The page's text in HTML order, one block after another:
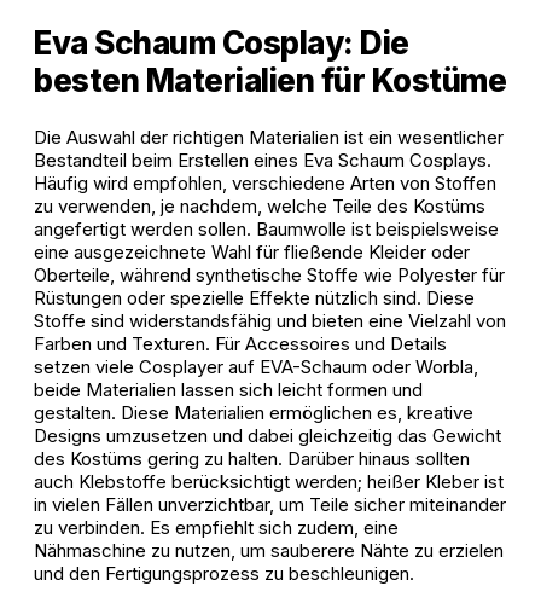
Eva Schaum Cosplay: Die
besten Materialien für Kostüme
Die Auswahl der richtigen Materialien ist ein wesentlicher
Bestandteil beim Erstellen eines Eva Schaum Cosplays.
Häufig wird empfohlen, verschiedene Arten von Stoffen
zu verwenden, je nachdem, welche Teile des Kostüms
angefertigt werden sollen. Baumwolle ist beispielsweise
eine ausgezeichnete Wahl für fließende Kleider oder
Oberteile, während synthetische Stoffe wie Polyester für
Rüstungen oder spezielle Effekte nützlich sind. Diese
Stoffe sind widerstandsfähig und bieten eine Vielzahl von
Farben und Texturen. Für Accessoires und Details
setzen viele Cosplayer auf EVA-Schaum oder Worbla,
beide Materialien lassen sich leicht formen und
gestalten. Diese Materialien ermöglichen es, kreative
Designs umzusetzen und dabei gleichzeitig das Gewicht
des Kostüms gering zu halten. Darüber hinaus sollten
auch Klebstoffe berücksichtigt werden; heißer Kleber ist
in vielen Fällen unverzichtbar, um Teile sicher miteinander
zu verbinden. Es empfiehlt sich zudem, eine
Nähmaschine zu nutzen, um sauberere Nähte zu erzielen
und den Fertigungsprozess zu beschleunigen.